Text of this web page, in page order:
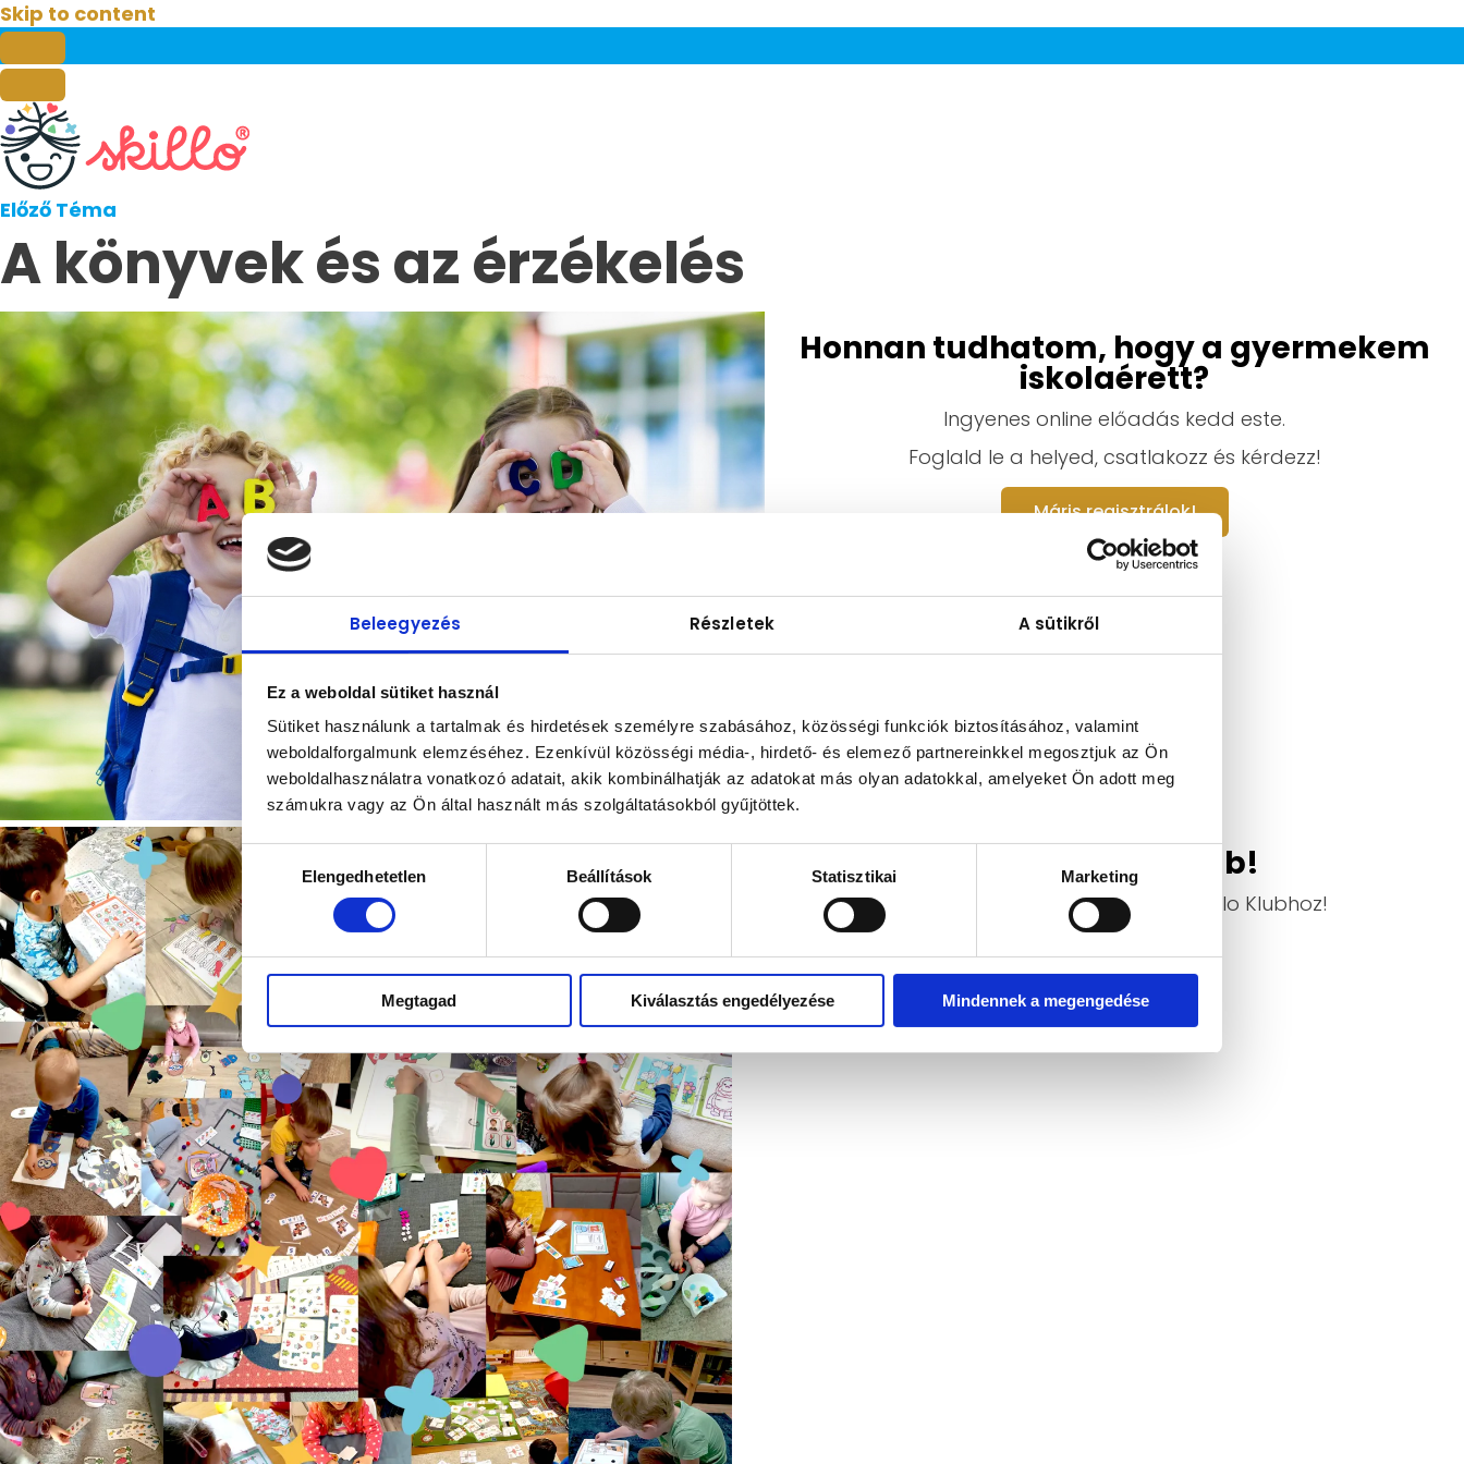
Beleegyezés Részletek A sütikről
Ez a weboldal sütiket használ
Sütiket használunk a tartalmak és hirdetések személyre szabásához, közösségi funkciók biztosításához, valamint
weboldalforgalmunk elemzéséhez. Ezenkívül közösségi média-, hirdető- és elemező partnereinkkel megosztjuk az Ön
weboldalhasználatra vonatkozó adatait, akik kombinálhatják az adatokat más olyan adatokkal, amelyeket Ön adott meg
számukra vagy az Ön által használt más szolgáltatásokból gyűjtöttek.
Hozzájárulás
kiválasztásaElengedhetetlen Beállítások Statisztikai Marketing
Megtagad Kiválasztás engedélyezése Mindennek a megengedése
Skip to content
Előző Téma
A könyvek és az érzékelés
Honnan tudhatom, hogy a gyermekem
iskolaérett?
Ingyenes online előadás kedd este.
Foglald le a helyed, csatlakozz és kérdezz!
Máris regisztrálok!
Nyitva a Skillo Klub!
Ne maradj le! Csatlakozz most a Skillo Klubhoz!
Máris jövők!